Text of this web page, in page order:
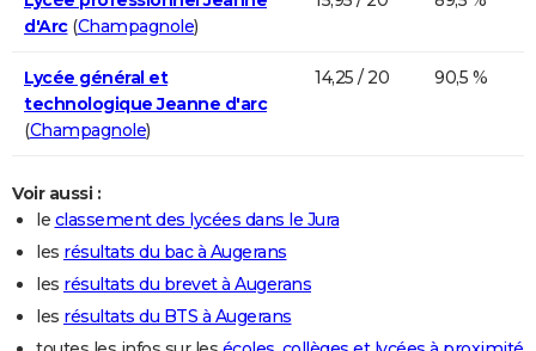
d'Arc(Champagnole)
Lycée général et
technologique Jeanne d'arc
(Champagnole)
14,25 / 20 90,5 %
Voir aussi :
le classement des lycées dans le Jura
les résultats du bac à Augerans
les résultats du brevet à Augerans
les résultats du BTS à Augerans